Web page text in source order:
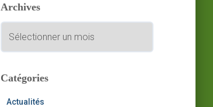
r
:
Archives
c
iCatégories
Actualités